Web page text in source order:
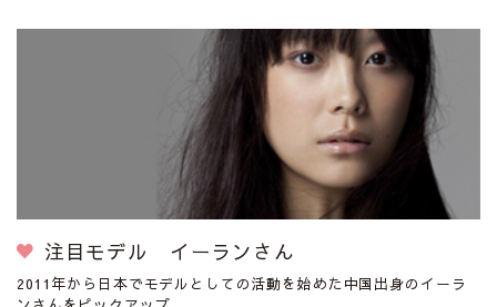
注目モデル イーランさん
2011年から日本でモデルとしての活動を始めた中国出身のイーラ